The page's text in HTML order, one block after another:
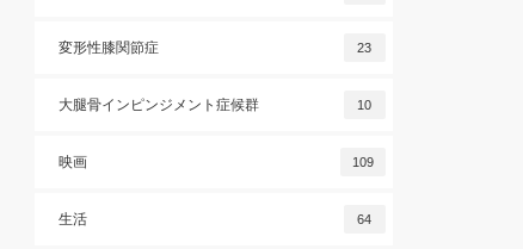
変形性膝関節症 23
大腿骨インピンジメント症候群 10
映画 109
生活 64